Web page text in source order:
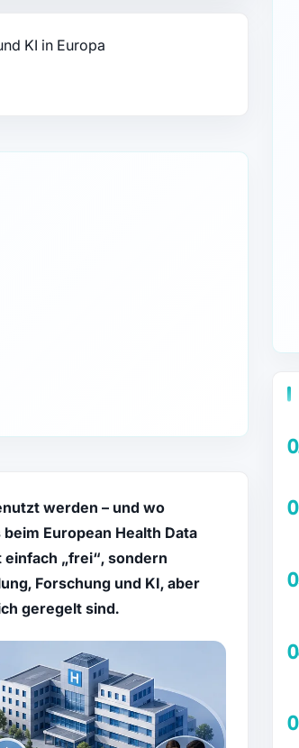
KI in Europa
werden – und wo
European Health Data
„frei“, sondern
Forschung und KI, aber
geregelt sind.